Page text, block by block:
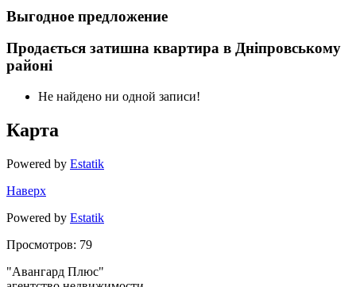
Выгодное предложение
Продається затишна квартира в Дніпровському
районі
Не найдено ни одной записи!
Карта
Powered by Estatik
Наверх
Powered by Estatik
Просмотров: 79
"Авангард Плюс"